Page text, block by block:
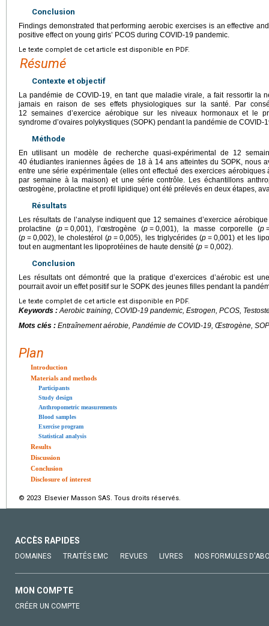
Conclusion
Findings demonstrated that performing aerobic exercises is an effective
positive effect on young girls’ PCOS during COVID-19 pandemic.
Le texte complet de cet article est disponible en PDF.
Résumé
Contexte et objectif
La pandémie de COVID-19, en tant que maladie virale, a fait ressortir la
jamais en raison de ses effets physiologiques sur la santé. Par
12 semaines d’exercice aérobique sur les niveaux hormonaux et le
syndrome d’ovaires polykystiques (SOPK) pendant la pandémie de COVID-
Méthode
En utilisant un modèle de recherche quasi-expérimental de 12
40 étudiantes iraniennes âgées de 18 à 14 ans atteintes du SOPK, nous
entre une série expérimentale (elles ont effectué des exercices
par semaine à la maison) et une série contrôle. Les échantillons
œstrogène, prolactine et profil lipidique) ont été prélevés en deux étapes,
Résultats
Les résultats de l’analyse indiquent que 12 semaines d’exercice
prolactine (p = 0,001), l’œstrogène (p = 0,001), la masse corporelle (p
(p = 0,002), le cholestérol (p = 0,005), les triglycérides (p = 0,001) et les
tout en augmentant les lipoprotéines de haute densité (p = 0,002).
Conclusion
Les résultats ont démontré que la pratique d’exercices d’aérobic est
pourrait avoir un effet positif sur le SOPK des jeunes filles pendant la
Le texte complet de cet article est disponible en PDF.
Keywords :Aerobic training, COVID-19 pandemic, Estrogen, PCOS,
Mots clés : Entraînement aérobie, Pandémie de COVID-19, Œstrogène,
Plan
Introduction
Materials and methods
Participants
Study design
Anthropometric measurements
Blood samples
Exercise program
Statistical analysis
Results
Discussion
Conclusion
Disclosure of interest
© 2023 Elsevier Masson SAS. Tous droits réservés.
ACCÈS RAPIDES
DOMAINES TRAITÉS EMC REVUES LIVRES NOS FORMULES
MON COMPTE
CRÉER UN COMPTE